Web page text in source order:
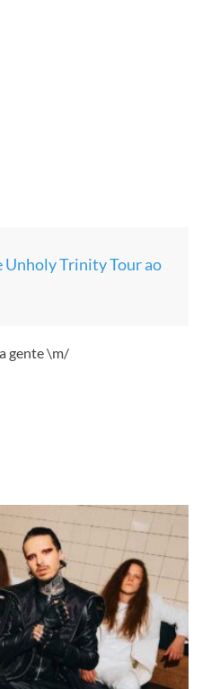
Unholy Trinity Tour ao
gente \m/